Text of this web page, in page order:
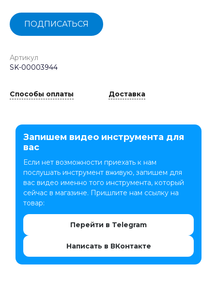
ПОДПИСАТЬСЯ
Артикул
SK-00003944
Способы оплаты Доставка
Запишем видео инструмента для
вас
Если нет возможности приехать к нам
послушать инструмент вживую, запишем для
вас видео именно того инструмента, который
сейчас в магазине. Пришлите нам ссылку на
товар:
Перейти в Telegram
Написать в ВКонтакте